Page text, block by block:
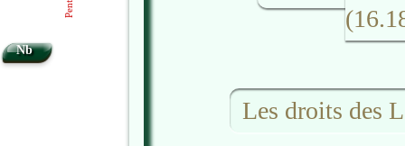
Les droits des
Nb